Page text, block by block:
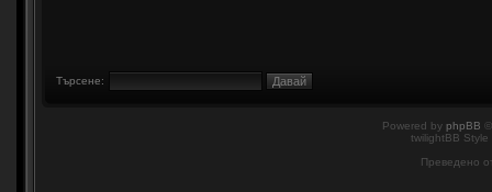
Търсене:
Powered by phpBB
twilightBB
Преведено